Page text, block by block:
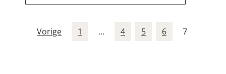
Vorige 1 … 4 5 6 7